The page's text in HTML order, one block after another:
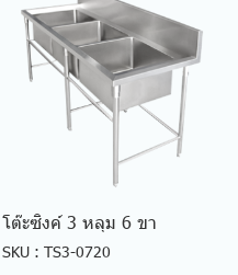
โต๊ะซิงค์ 3 หลุม 6 ขา
SKU : TS3-0720